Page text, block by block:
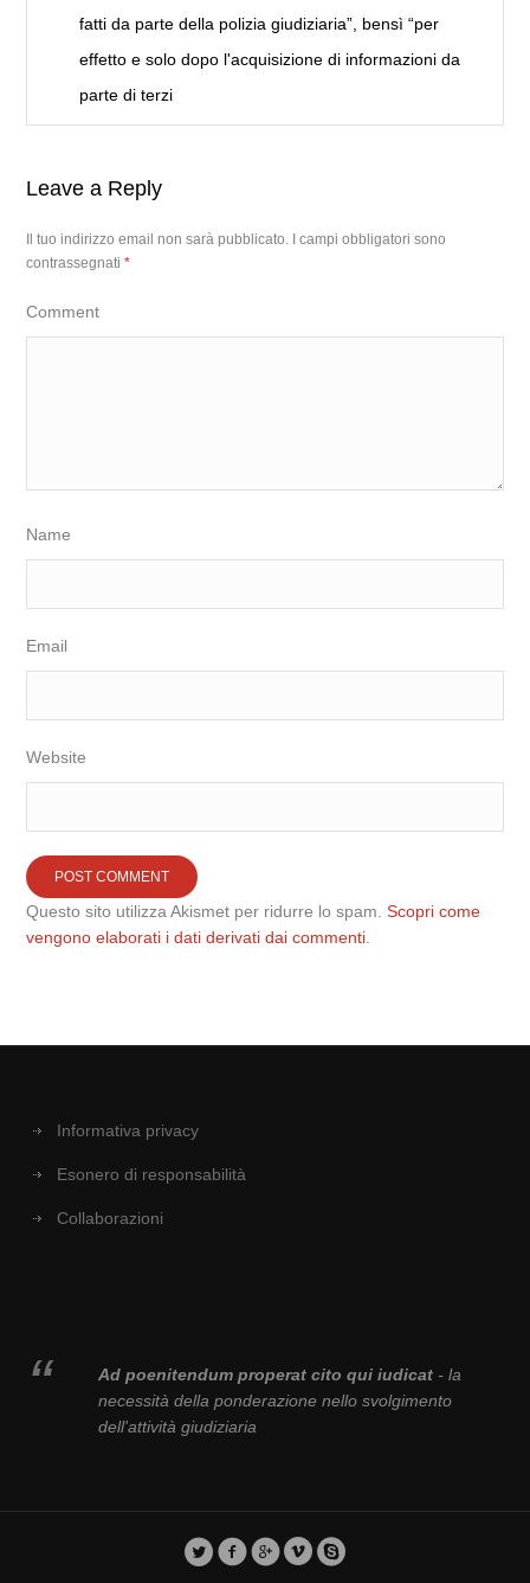
fatti da parte della polizia giudiziaria”, bensì “per
effetto e solo dopo l'acquisizione di informazioni da
parte di terzi
Leave a Reply
Il tuo indirizzo email non sarà pubblicato.
I campi obbligatori sono
contrassegnati*
Comment
Name
Email
Website
Questo sito utilizza Akismet per ridurre lo spam.Scopri come
vengono elaborati i dati derivati dai commenti
Informativa privacy
Esonero di responsabilità
Collaborazioni
Ad poenitendum properat cito qui iudicat- la
necessità della ponderazione nello svolgimento
dell'attività giudiziaria